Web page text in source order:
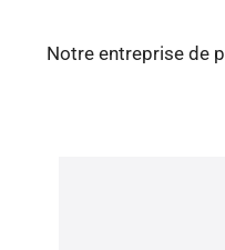
Notre entreprise de